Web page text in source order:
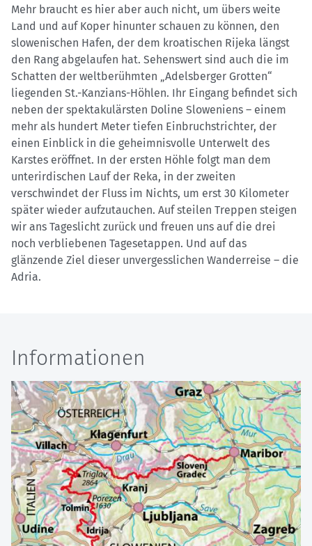
Mehr braucht es hier aber auch nicht, um übers weite
Land und auf Koper hinunter schauen zu können, den
slowenischen Hafen, der dem kroatischen Rijeka längst
den Rang abgelaufen hat. Sehenswert sind auch die im
Schatten der weltberühmten „Adelsberger Grotten“
liegenden St.-Kanzians-Höhlen. Ihr Eingang befindet sich
neben der spektakulärsten Doline Sloweniens – einem
mehr als hundert Meter tiefen Einbruchstrichter, der
einen Einblick in die geheimnisvolle Unterwelt des
Karstes eröffnet. In der ersten Höhle folgt man dem
unterirdischen Lauf der Reka, in der zweiten
verschwindet der Fluss im Nichts, um erst 30 Kilometer
später wieder aufzutauchen. Auf steilen Treppen steigen
wir ans Tageslicht zurück und freuen uns auf die drei
noch verbliebenen Tagesetappen. Und auf das
glänzende Ziel dieser unvergesslichen Wanderreise – die
Adria.
Informationen